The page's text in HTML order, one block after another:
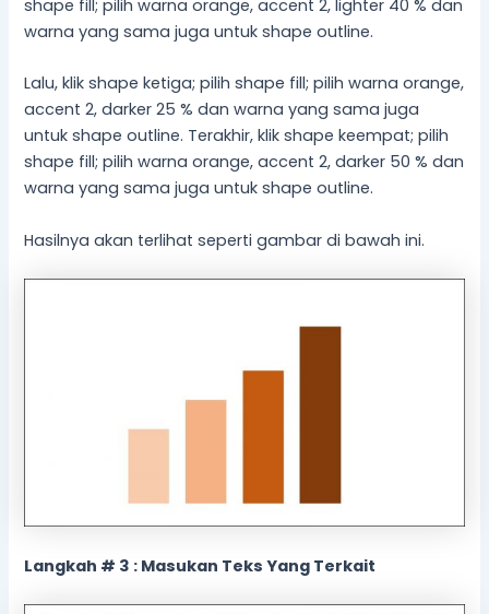
shape fill; pilih warna orange, accent 2, lighter 40 % dan
warna yang sama juga untuk shape outline.
Lalu, klik shape ketiga; pilih shape fill; pilih warna orange,
accent 2, darker 25 % dan warna yang sama juga
untuk shape outline. Terakhir, klik shape keempat; pilih
shape fill; pilih warna orange, accent 2, darker 50 % dan
warna yang sama juga untuk shape outline.
Hasilnya akan terlihat seperti gambar di bawah ini.
Langkah # 3 : Masukan Teks Yang Terkait